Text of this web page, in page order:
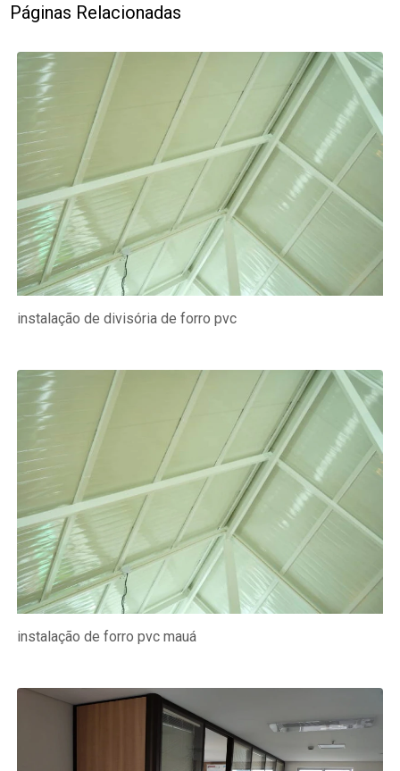
Páginas Relacionadas
instalação de divisória de forro pvc
instalação de forro pvc mauá